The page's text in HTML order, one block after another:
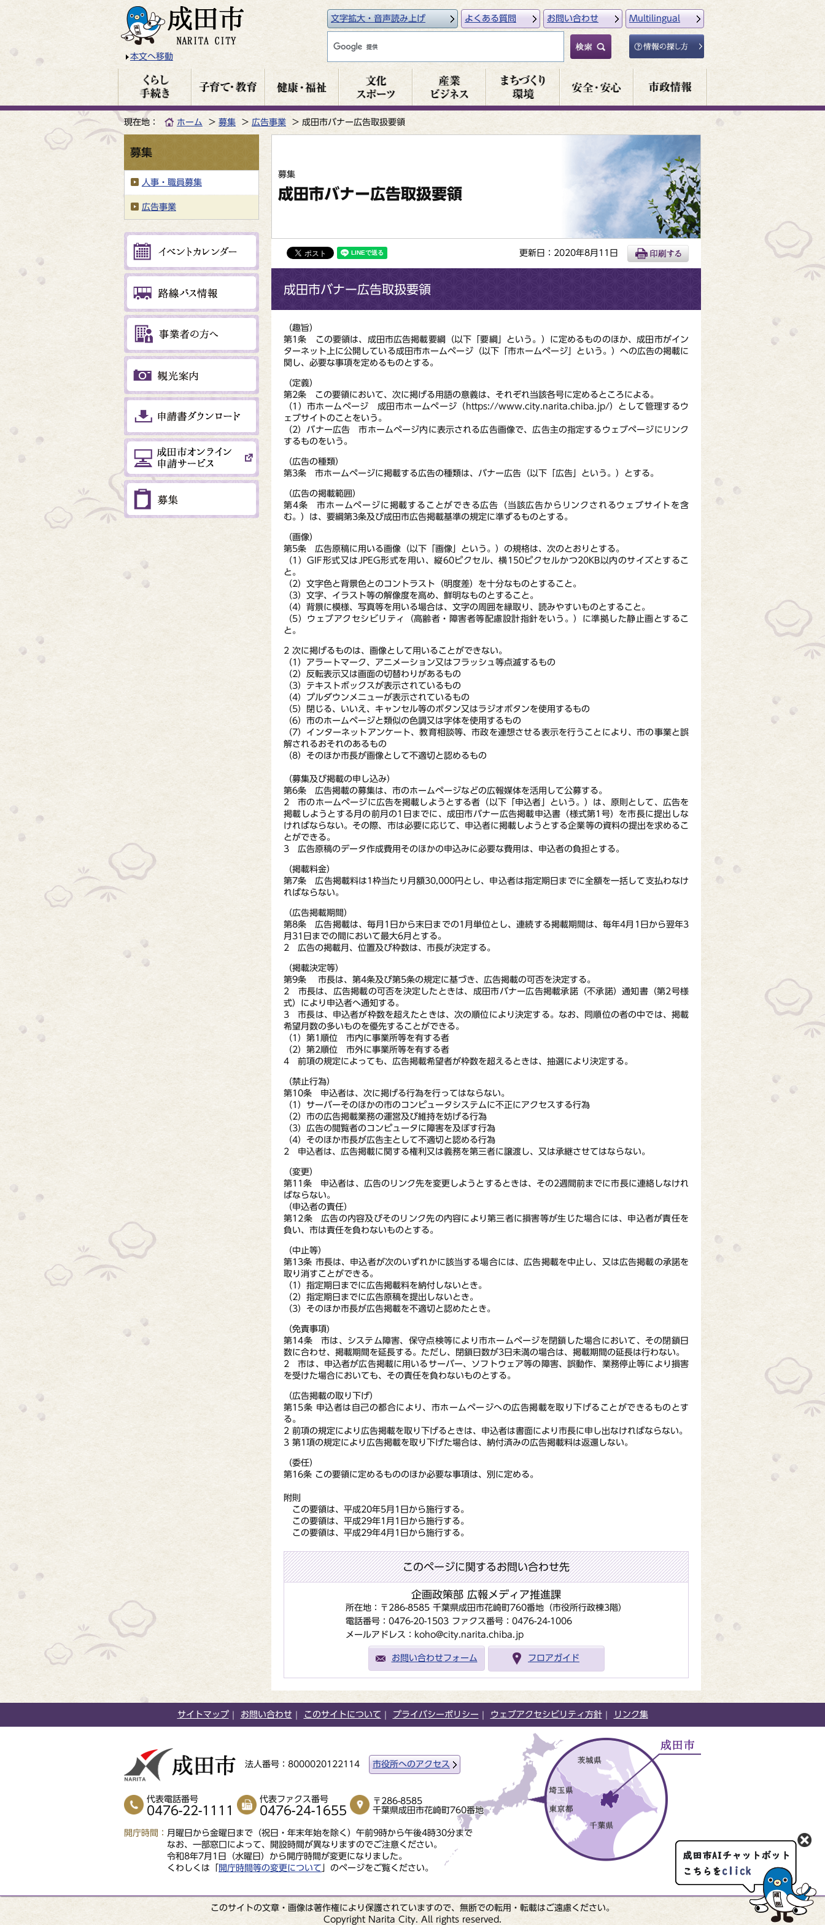
本文へ移動
文字拡大・音声読み上げ よくある質問 お問い合わせ Multilingual
現在地： ホーム 募集 広告事業 成田市バナー広告取扱要領
募集
成田市バナー広告取扱要領
更新日：2020年8月11日
成田市バナー広告取扱要領
（趣旨）
第1条 この要領は、成田市広告掲載要綱（以下「要綱」という。）に定めるもののほか、成田市がイン
ターネット上に公開している成田市ホームページ（以下「市ホームページ」という。）への広告の掲載に
関し、必要な事項を定めるものとする。
（定義）
第2条 この要領において、次に掲げる用語の意義は、それぞれ当該各号に定めるところによる。
（1）市ホームページ 成田市ホームページ（https://www.city.narita.chiba.jp/）として管理するウ
ェブサイトのことをいう。
（2）バナー広告 市ホームページ内に表示される広告画像で、広告主の指定するウェブページにリンク
するものをいう。
（広告の種類）
第3条 市ホームページに掲載する広告の種類は、バナー広告（以下「広告」という。）とする。
（広告の掲載範囲）
第4条 市ホームページに掲載することができる広告（当該広告からリンクされるウェブサイトを含
む。）は、要綱第3条及び成田市広告掲載基準の規定に準ずるものとする。
（画像）
第5条 広告原稿に用いる画像（以下「画像」という。）の規格は、次のとおりとする。
（1）GIF形式又はJPEG形式を用い、縦60ピクセル、横150ピクセルかつ20KB以内のサイズとするこ
と。
（2）文字色と背景色とのコントラスト（明度差）を十分なものとすること。
（3）文字、イラスト等の解像度を高め、鮮明なものとすること。
（4）背景に模様、写真等を用いる場合は、文字の周囲を縁取り、読みやすいものとすること。
（5）ウェブアクセシビリティ（高齢者・障害者等配慮設計指針をいう。）に準拠した静止画とするこ
と。
2 次に掲げるものは、画像として用いることができない。
（1）アラートマーク、アニメーション又はフラッシュ等点滅するもの
（2）反転表示又は画面の切替わりがあるもの
（3）テキストボックスが表示されているもの
（4）プルダウンメニューが表示されているもの
（5）閉じる、いいえ、キャンセル等のボタン又はラジオボタンを使用するもの
（6）市のホームページと類似の色調又は字体を使用するもの
（7）インターネットアンケート、教育相談等、市政を連想させる表示を行うことにより、市の事業と誤
解されるおそれのあるもの
（8）そのほか市長が画像として不適切と認めるもの
（募集及び掲載の申し込み）
第6条 広告掲載の募集は、市のホームページなどの広報媒体を活用して公募する。
2 市のホームページに広告を掲載しようとする者（以下「申込者」という。）は、原則として、広告を
掲載しようとする月の前月の1日までに、成田市バナー広告掲載申込書（様式第1号）を市長に提出しな
ければならない。その際、市は必要に応じて、申込者に掲載しようとする企業等の資料の提出を求めるこ
とができる。
3 広告原稿のデータ作成費用そのほかの申込みに必要な費用は、申込者の負担とする。
（掲載料金）
第7条 広告掲載料は1枠当たり月額30,000円とし、申込者は指定期日までに全額を一括して支払わなけ
ればならない。
（広告掲載期間）
第8条 広告掲載は、毎月1日から末日までの1月単位とし、連続する掲載期間は、毎年4月1日から翌年3
月31日までの間において最大6月とする。
2 広告の掲載月、位置及び枠数は、市長が決定する。
（掲載決定等）
第9条 市長は、第4条及び第5条の規定に基づき、広告掲載の可否を決定する。
2 市長は、広告掲載の可否を決定したときは、成田市バナー広告掲載承諾（不承諾）通知書（第2号様
式）により申込者へ通知する。
3 市長は、申込者が枠数を超えたときは、次の順位により決定する。なお、同順位の者の中では、掲載
希望月数の多いものを優先することができる。
（1）第1順位 市内に事業所等を有する者
（2）第2順位 市外に事業所等を有する者
4 前項の規定によっても、広告掲載希望者が枠数を超えるときは、抽選により決定する。
（禁止行為）
第10条 申込者は、次に掲げる行為を行ってはならない。
（1）サーバーそのほかの市のコンピュータシステムに不正にアクセスする行為
（2）市の広告掲載業務の運営及び維持を妨げる行為
（3）広告の閲覧者のコンピュータに障害を及ぼす行為
（4）そのほか市長が広告主として不適切と認める行為
2 申込者は、広告掲載に関する権利又は義務を第三者に譲渡し、又は承継させてはならない。
（変更）
第11条 申込者は、広告のリンク先を変更しようとするときは、その2週間前までに市長に連絡しなけれ
ばならない。
（申込者の責任）
第12条 広告の内容及びそのリンク先の内容により第三者に損害等が生じた場合には、申込者が責任を
負い、市は責任を負わないものとする。
（中止等）
第13条 市長は、申込者が次のいずれかに該当する場合には、広告掲載を中止し、又は広告掲載の承諾を
取り消すことができる。
（1）指定期日までに広告掲載料を納付しないとき。
（2）指定期日までに広告原稿を提出しないとき。
（3）そのほか市長が広告掲載を不適切と認めたとき。
（免責事項)
第14条 市は、システム障害、保守点検等により市ホームページを閉鎖した場合において、その閉鎖日
数に合わせ、掲載期間を延長する。ただし、閉鎖日数が3日未満の場合は、掲載期間の延長は行わない。
2 市は、申込者が広告掲載に用いるサーバー、ソフトウェア等の障害、誤動作、業務停止等により損害
を受けた場合においても、その責任を負わないものとする。
（広告掲載の取り下げ）
第15条 申込者は自己の都合により、市ホームページへの広告掲載を取り下げることができるものとす
る。
2 前項の規定により広告掲載を取り下げるときは、申込者は書面により市長に申し出なければならない。
3 第1項の規定により広告掲載を取り下げた場合は、納付済みの広告掲載料は返還しない。
（委任）
第16条 この要領に定めるもののほか必要な事項は、別に定める。
附則
この要領は、平成20年5月1日から施行する。
この要領は、平成29年1月1日から施行する。
この要領は、平成29年4月1日から施行する。
このページに関するお問い合わせ先
企画政策部 広報メディア推進課
所在地：〒286-8585 千葉県成田市花崎町760番地（市役所行政棟3階）
電話番号：0476-20-1503 ファクス番号：0476-24-1006
メールアドレス：koho@city.narita.chiba.jp
お問い合わせフォーム フロアガイド
募集
人事・職員募集
広告事業
サイトマップ お問い合わせ このサイトについて プライバシーポリシー ウェブアクセシビリティ方針 リンク集
法人番号：8000020122114 市役所へのアクセス
代表電話番号
0476-22-1111
代表ファクス番号
0476-24-1655
〒286-8585
千葉県成田市花崎町760番地
開庁時間
月曜日から金曜日まで（祝日・年末年始を除く）午前9時から午後4時30分まで
なお、一部窓口によって、開設時間が異なりますのでご注意ください。
令和8年7月1日（水曜日）から開庁時間が変更になりました。
くわしくは「
開庁時間等の変更について 」のページをご覧ください。
このサイトの文章・画像は著作権により保護されていますので、無断での転用・転載はご遠慮ください。
Copyright Narita City. All rights reserved.